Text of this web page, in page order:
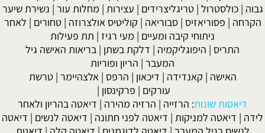
גבוה |כולסטרול |טריגליצרידים | עצירות | מחלות עור | נשירת שיער
הקרחה | פסוריאזיס |סבוריאה | קוליטיס אולצרוזה |טחורים | לאחר
ניתוחי קיבה ומעיים | מעי רגיז | תת פעילות
התריס | היפוגליקמיה | דלקת בשתן | בריאות האישה גיל
המעבר | הריון ופוריות
האישה | קאנדידה | דיכאון | הרפס | אלצהיימר |טרשת
עורקים | פרקינסון |
דיאטות שונות: הרזייה | הרזיה מהירה | דיאטה בהריון ולאחר
לידה | דיאטה למניקות | דיאטה לפני חתונה | דיאטה לנשים | דיאטה